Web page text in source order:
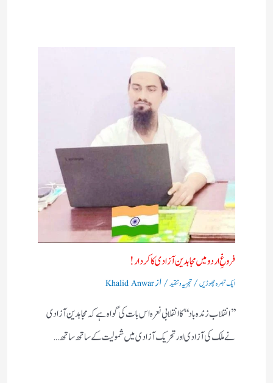
فروغِ اردو میں مجاہدین آزادی کا کردار!
ایک تبصرہ چھوڑیں/تجزیہ و تنقید/ ازKhalid Anwar
’’انقلاب زندہ باد‘‘کا انقلابی نعرہ اس بات کی گواہ ہے کہ مجاہدین آزادی
نے ملک کی آزادی اور تحریک آزادی میں شمولیت کے ساتھ ساتھ…